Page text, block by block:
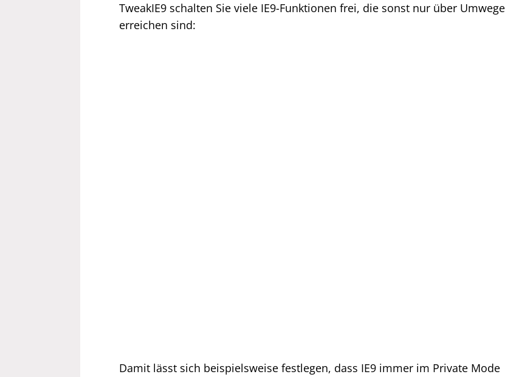
TweakIE9 schalten Sie viele IE9-Funktionen frei, die sonst nur über
erreichen sind:
Damit lässt sich beispielsweise festlegen, dass IE9 immer im Private Mode